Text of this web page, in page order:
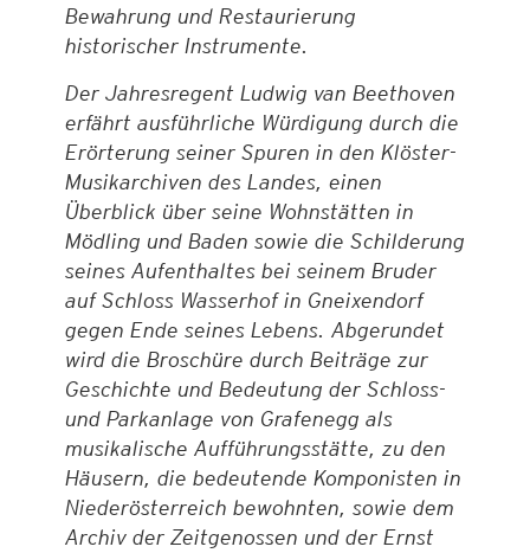
Bewahrung und Restaurierung
historischer Instrumente.
Der Jahresregent Ludwig van Beethoven
erfährt ausführliche Würdigung durch die
Erörterung seiner Spuren in den Klöster-
Musikarchiven des Landes, einen
Überblick über seine Wohnstätten in
Mödling und Baden sowie die Schilderung
seines Aufenthaltes bei seinem Bruder
auf Schloss Wasserhof in Gneixendorf
gegen Ende seines Lebens. Abgerundet
wird die Broschüre durch Beiträge zur
Geschichte und Bedeutung der Schloss-
und Parkanlage von Grafenegg als
musikalische Aufführungsstätte, zu den
Häusern, die bedeutende Komponisten in
Niederösterreich bewohnten, sowie dem
Archiv der Zeitgenossen und der Ernst